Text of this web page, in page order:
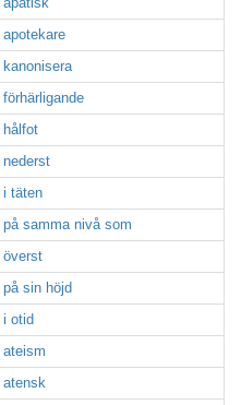
apotekare
kanonisera
förhärligande
hålfot
nederst
i täten
på samma nivå som
överst
på sin höjd
i otid
ateism
atensk